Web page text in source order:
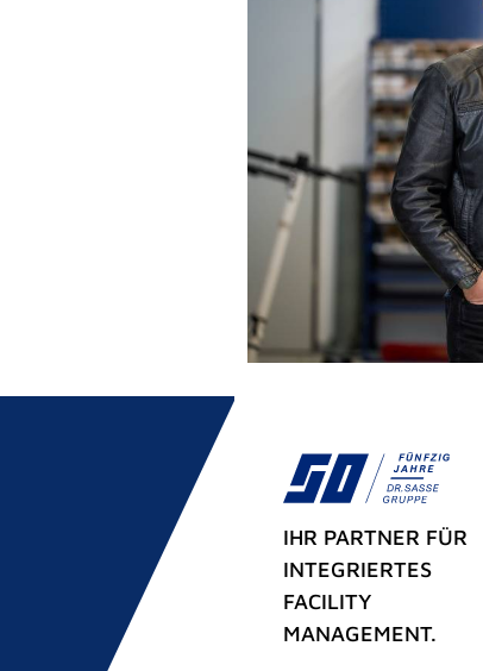
IHR PARTNER FÜR
INTEGRIERTES
FACILITY
MANAGEMENT.